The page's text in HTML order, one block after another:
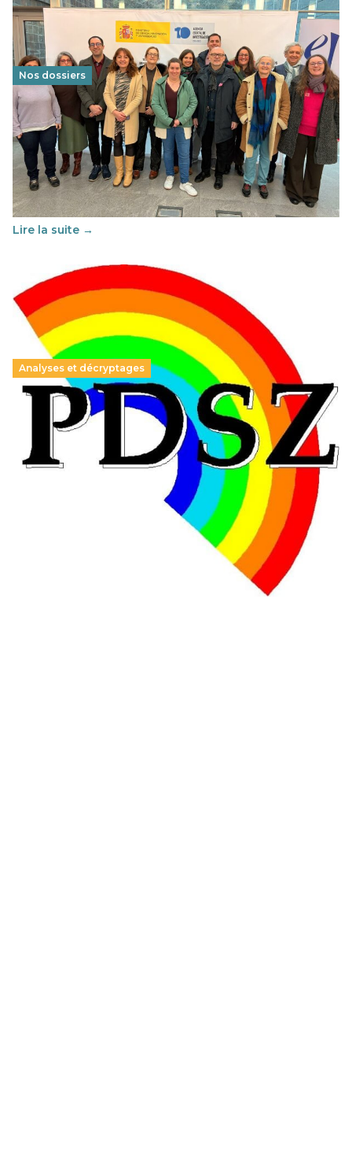
Nos dossiers
Éducation au vivre-ensemble : un échange croisé
franco-espagnol pour changer d’approche
29 juin 2026-National
Cette année, l'UNSA Éducation a mené un projet Erasmus
soutenu par l'union Européenne et centré sur l'éducation
au vivre-ensemble : quelles différences entre la France…
Lire la suite →
Analyses et décryptages
Hongrie : du changement pour les politiques
éducatives, aussi !
25 juin 2026
En Hongrie, le conservateur Peter Magyar et son parti
Tisza "Respect et liberté" ont remporté une large victoire,
contre le premier ministre sortant, Viktor Orban,…